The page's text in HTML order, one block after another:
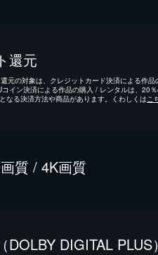
還元
元の対象は、クレジットカード決済による作品
イン決済による作品の購入 / レンタルは、20％
なる決済方法や商品があります。くわしくは こ
質 / 4K画質
DOLBY DIGITAL PLUS）